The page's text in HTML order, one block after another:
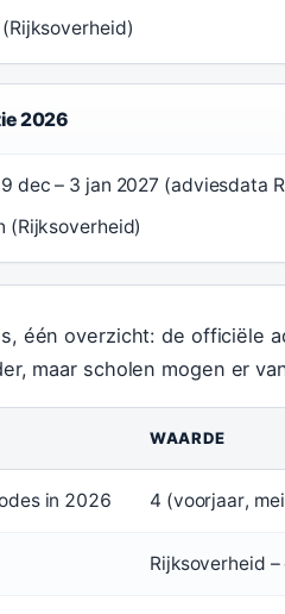
2026
dec – 3 jan 2027 (adviesdata
(Rijksoverheid)
één overzicht: de officiële
maar scholen mogen er
WAARDE
in 2026 4 (voorjaar,
Rijksoverheid